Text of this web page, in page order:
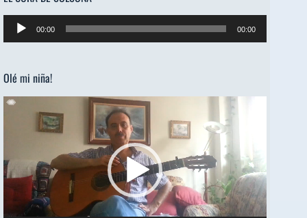
Reproductor
de
00:00 00:00
Olé mi niña!
Reproductor